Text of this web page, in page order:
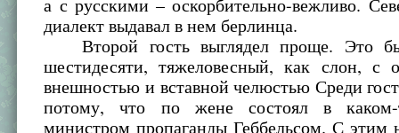
а с русскими – оскорбительно-вежливо.
диалект выдавал в нем берлинца.
Второй гость выглядел проще. Это
шестидесяти, тяжеловесный, как слон, с
внешностью и вставной челюстью Среди
потому, что по жене состоял в
министром пропаганды Геббельсом. С этим